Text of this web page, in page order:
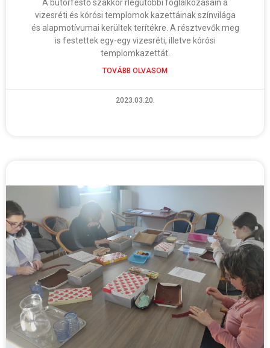
A bútorfestő szakkör rlegutóbbi foglalkozásain a
vizesréti és kórósi templomok kazettáinak színvilága
és alapmotívumai kerültek terítékre. A résztvevők meg
is festettek egy-egy vizesréti, illetve kórósi
templomkazettát.
TOVÁBB OLVASOM
2023.03.20.